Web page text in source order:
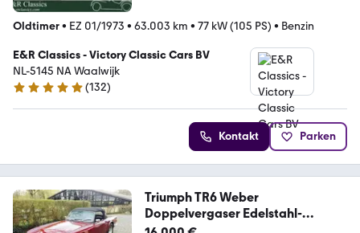
Oldtimer• EZ 01/1973 • 63.003 km • 77 kW (105 PS) • Benzin
E&R Classics - Victory Classic Cars BV
NL-5145 NA Waalwijk
5 Sterne
(132)
Kontakt Parken
Triumph TR6 Weber
Doppelvergaser Edelstahl-
Sportauspuff